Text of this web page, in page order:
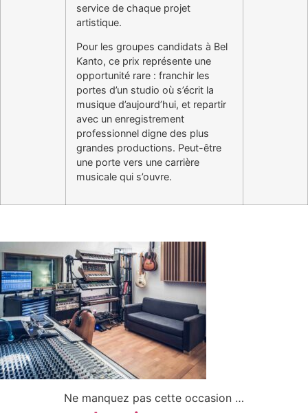
service de chaque projet
artistique.
Pour les groupes candidats à Bel
Kanto, ce prix représente une
opportunité rare : franchir les
portes d’un studio où s’écrit la
musique d’aujourd’hui, et repartir
avec un enregistrement
professionnel digne des plus
grandes productions. Peut-être
une porte vers une carrière
musicale qui s’ouvre.
Ne manquez pas cette occasion …